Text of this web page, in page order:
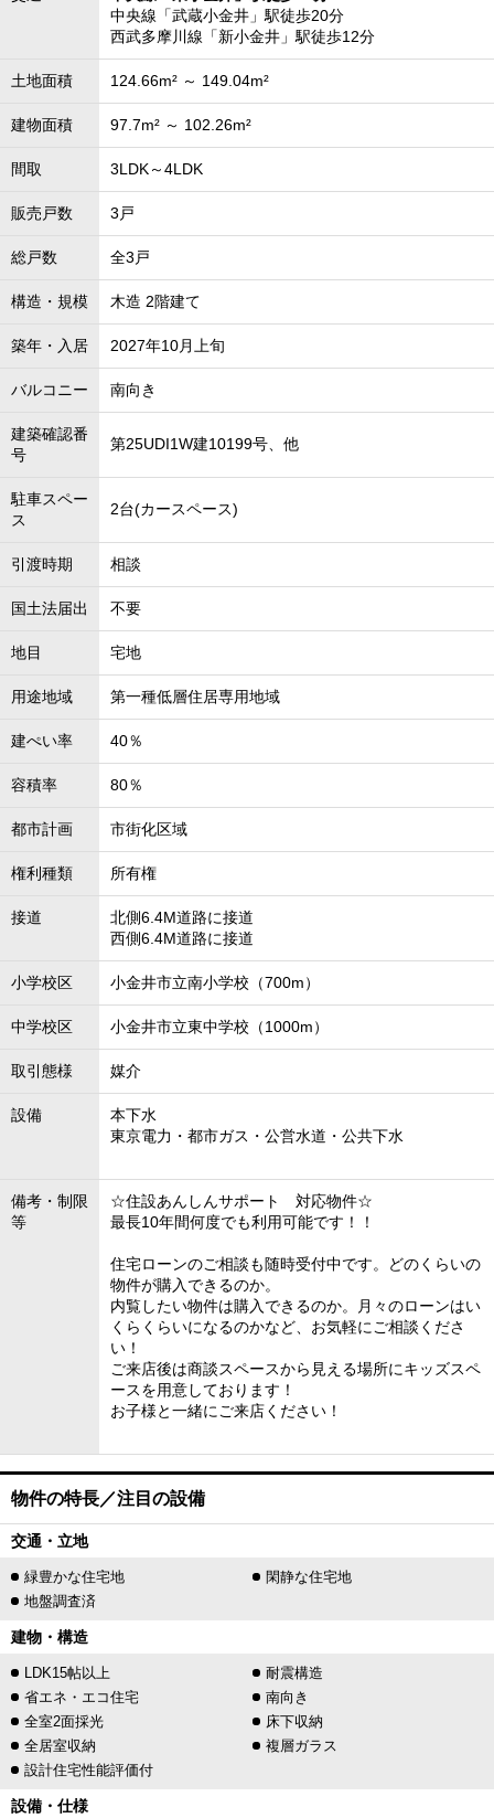
中央線「武蔵小金井」駅徒歩20分
西武多摩川線「新小金井」駅徒歩12分
土地面積 124.66m² ～ 149.04m²
建物面積 97.7m² ～ 102.26m²
間取 3LDK～4LDK
販売戸数 3戸
総戸数 全3戸
構造・規模 木造 2階建て
築年・入居 2027年10月上旬
バルコニー 南向き
建築確認番
号
第25UDI1W建10199号、他
駐車スペー
ス
2台(カースペース)
引渡時期 相談
国土法届出 不要
地目 宅地
用途地域 第一種低層住居専用地域
建ぺい率 40％
容積率 80％
都市計画 市街化区域
権利種類 所有権
接道
北側6.4M道路に接道
西側6.4M道路に接道
小学校区 小金井市立南小学校（700m）
中学校区 小金井市立東中学校（1000m）
取引態様 媒介
設備
本下水
東京電力・都市ガス・公営水道・公共下水
備考・制限
等
☆住設あんしんサポート 対応物件☆
最長10年間何度でも利用可能です！！
住宅ローンのご相談も随時受付中です。どのくらいの
物件が購入できるのか。
内覧したい物件は購入できるのか。月々のローンはい
くらくらいになるのかなど、お気軽にご相談くださ
い！
ご来店後は商談スペースから見える場所にキッズスペ
ースを用意しております！
お子様と一緒にご来店ください！
物件の特長／注目の設備
交通・立地
緑豊かな住宅地
閑静な住宅地
地盤調査済
建物・構造
LDK15帖以上
耐震構造
省エネ・エコ住宅
南向き
全室2面採光
床下収納
全居室収納
複層ガラス
設計住宅性能評価付
設備・仕様